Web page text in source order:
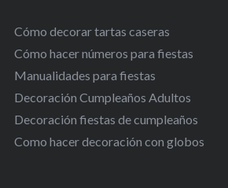
Cómo decorar tartas caseras
Cómo hacer números para fiestas
Manualidades para fiestas
Decoración Cumpleaños Adultos
Decoración fiestas de cumpleaños
Como hacer decoración con globos